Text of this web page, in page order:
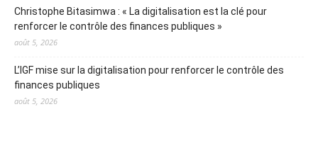
Christophe Bitasimwa : « La digitalisation est la clé pour
renforcer le contrôle des finances publiques »
août 5, 2026
L’IGF mise sur la digitalisation pour renforcer le contrôle des
finances publiques
août 5, 2026